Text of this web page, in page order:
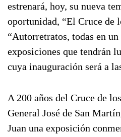
estrenará, hoy, su nueva
oportunidad, “El Cruce de
“Autorretratos, todas en un
exposiciones que tendrán
cuya inauguración será a
A 200 años del Cruce de
General José de San
Juan una exposición